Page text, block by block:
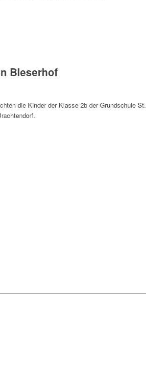
Bleserhof
die Kin­der der Klas­se 2b der Grund­schu­le St.